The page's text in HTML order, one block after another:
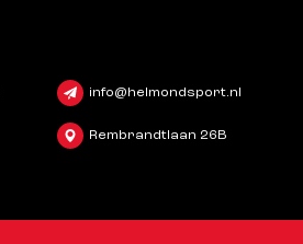
info@helmondsport.nl
Rembrandtlaan 26B